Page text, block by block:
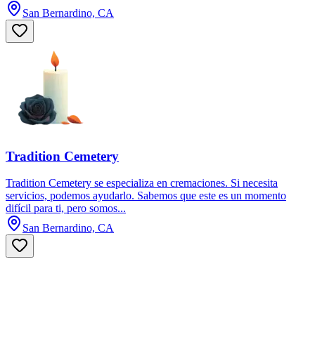
San Bernardino, CA
Tradition Cemetery
Tradition Cemetery se especializa en cremaciones. Si necesita
servicios, podemos ayudarlo. Sabemos que este es un momento
difícil para ti, pero somos...
San Bernardino, CA